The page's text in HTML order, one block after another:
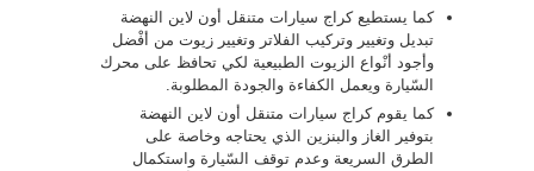
كما يستطيع كراج سيارات متنقل أون لاين النهضة
تبديل وتغيير وتركيب الفلاتر وتغيير زيوت من أفْضل
وأجود أنْواع الزيوت الطبيعية لكي تحافظ على محرك
السّيارة ويعمل الكفاءة والجودة المطلوبة.
كما يقوم كراج سيارات متنقل أون لاين النهضة
بتوفير الغاز والبنزين الذي يحتاجه وخاصة على
الطرق السريعة وعدم توقف السّيارة واستكمال